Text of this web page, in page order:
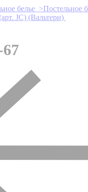
белье >Постельное
JC) (Вальтери)